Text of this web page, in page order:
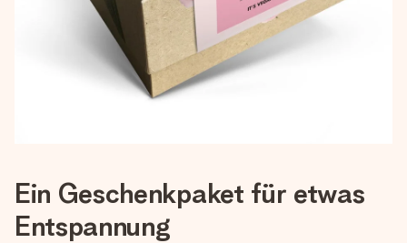
Ein Geschenkpaket für etwas
Entspannung